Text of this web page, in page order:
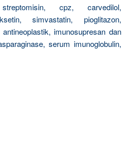
cpz, carvedilol,
simvastatin, pioglitazon,
imunosupresan dan
serum imunoglobulin,